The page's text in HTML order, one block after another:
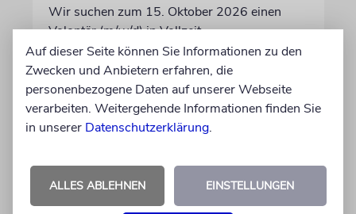
Wir suchen zum 15. Oktober 2026 einen
Volontär (m/w/d) in Vollzeit
06.07.2026
Auf dieser Seite können Sie Informationen zu den
Zwecken und Anbietern erfahren, die
personenbezogene Daten auf unserer Webseite
verarbeiten. Weitergehende Informationen finden Sie
in unserer Datenschutzerklärung.
ALLES ABLEHNEN EINSTELLUNGEN